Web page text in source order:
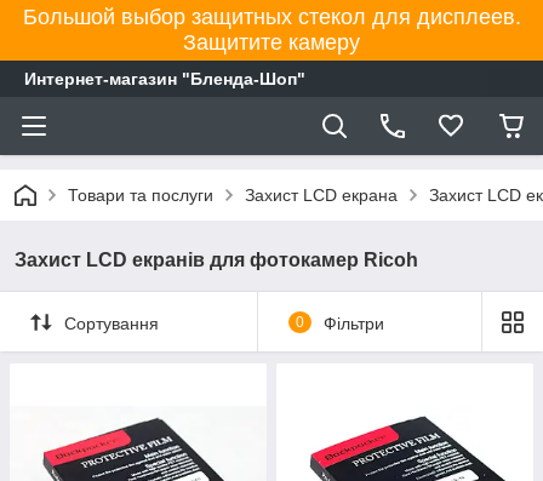
Большой выбор защитных стекол для дисплеев.
Защитите камеру
Интернет-магазин "Бленда-Шоп"
Товари та послуги Захист LCD екрана Захист LCD
Захист LCD екранів для фотокамер Ricoh
Сортування 0 Фільтри